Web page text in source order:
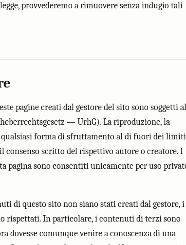
provvederemo a rimuovere senza indugio tali
pagine creati dal gestore del sito sono soggetti al
— UrhG). La riproduzione, la
forma di sfruttamento al di fuori dei
scritto del rispettivo autore o creatore. I
pagina sono consentiti unicamente per uso
di questo sito non siano stati creati dal gestore, i
rispettati. In particolare, i contenuti di terzi sono
dovesse comunque venire a conoscenza di una